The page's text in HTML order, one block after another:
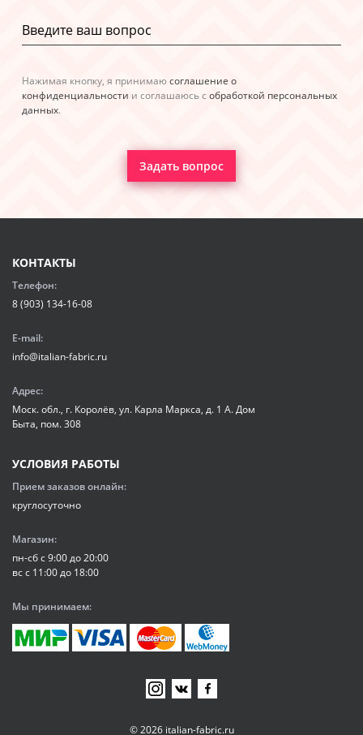
Нажимая кнопку, я принимаюсоглашение о
конфиденциальности и соглашаюсь с обработкой персональных
данных.
Задать вопрос
© 2026 italian-fabric.ru
КОНТАКТЫ
Телефон:
8 (903) 134-16-08
E-mail:
info@italian-fabric.ru
Адрес:
Моск. обл., г. Королёв, ул. Карла Маркса, д. 1 А. Дом
Быта, пом. 308
УСЛОВИЯ РАБОТЫ
Прием заказов онлайн:
круглосуточно
Магазин:
пн-сб с 9:00 до 20:00
вс с 11:00 до 18:00
Мы принимаем: